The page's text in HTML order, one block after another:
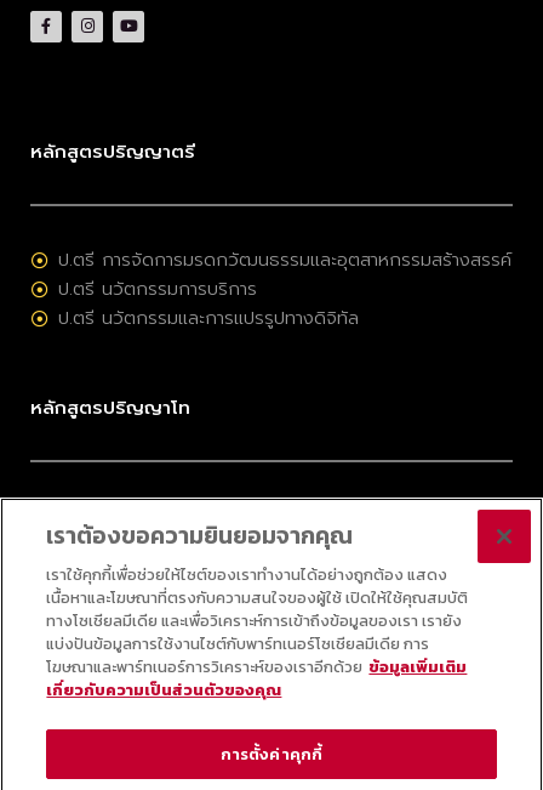
หลักสูตรปริญญาตรี
ป.ตรี การจัดการมรดกวัฒนธรรมและอุตสาหกรรมสร้างสรรค์
ป.ตรี นวัตกรรมการบริการ
ป.ตรี นวัตกรรมและการแปรรูปทางดิจิทัล
หลักสูตรปริญญาโท
ป.โท การจัดการมรดกวัฒนธรรมและอุตสาหกรรมสร้างสรรค์
ป.โท การบริหารนวัตกรรมและเทคโนโลยี
ป.โท กลยุทธ์ดิจิทัล
ป.โท ออนไลน์ วิทยาศาสตร์ข้อมูลประยุกต์
© 2025 COLLEGE OF INNOVATION, THAMMASAT UNIVERSITY ALL RIGHTS
RESERVED
เราต้องขอความยินยอมจากคุณ
เราใช้คุกกี้เพื่อช่วยให้ไซต์ของเราทำงานได้อย่างถูกต้อง แสดง
เนื้อหาและโฆษณาที่ตรงกับความสนใจของผู้ใช้ เปิดให้ใช้คุณสมบัติ
ทางโซเชียลมีเดีย และเพื่อวิเคราะห์การเข้าถึงข้อมูลของเรา เรายัง
แบ่งปันข้อมูลการใช้งานไซต์กับพาร์ทเนอร์โซเชียลมีเดีย การ
โฆษณาและพาร์ทเนอร์การวิเคราะห์ของเราอีกด้วย ข้อมูลเพิ่มเติม
เกี่ยวกับความเป็นส่วนตัวของคุณ
การตั้งค่าคุกกี้